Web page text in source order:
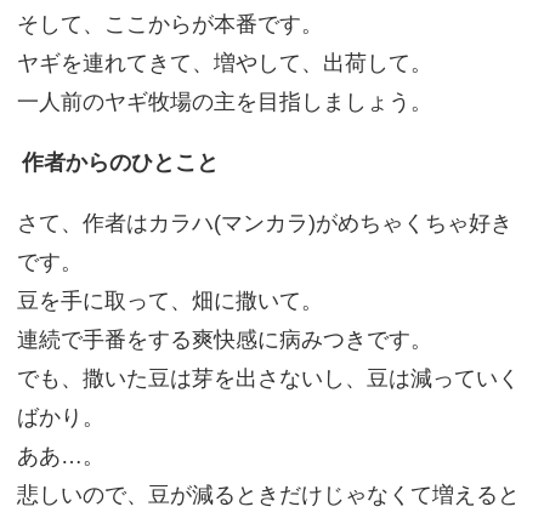
そして、ここからが本番です。
ヤギを連れてきて、増やして、出荷して。
一人前のヤギ牧場の主を目指しましょう。
作者からのひとこと
さて、作者はカラハ(マンカラ)がめちゃくちゃ好き
です。
豆を手に取って、畑に撒いて。
連続で手番をする爽快感に病みつきです。
でも、撒いた豆は芽を出さないし、豆は減っていく
ばかり。
ああ…。
悲しいので、豆が減るときだけじゃなくて増えると